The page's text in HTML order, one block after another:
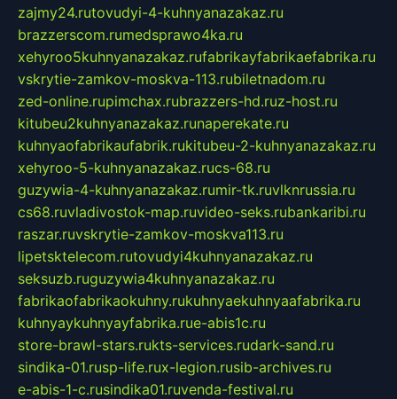
zajmy24.rutovudyi-4-kuhnyanazakaz.ru
brazzerscom.rumedsprawo4ka.ru
xehyroo5kuhnyanazakaz.rufabrikayfabrikaefabrika.ru
vskrytie-zamkov-moskva-113.rubiletnadom.ru
zed-online.rupimchax.rubrazzers-hd.ruz-host.ru
kitubeu2kuhnyanazakaz.runaperekate.ru
kuhnyaofabrikaufabrik.rukitubeu-2-kuhnyanazakaz.ru
xehyroo-5-kuhnyanazakaz.rucs-68.ru
guzywia-4-kuhnyanazakaz.rumir-tk.ruvlknrussia.ru
cs68.ruvladivostok-map.ruvideo-seks.rubankaribi.ru
raszar.ruvskrytie-zamkov-moskva113.ru
lipetsktelecom.rutovudyi4kuhnyanazakaz.ru
seksuzb.ruguzywia4kuhnyanazakaz.ru
fabrikaofabrikaokuhny.rukuhnyaekuhnyaafabrika.ru
kuhnyaykuhnyayfabrika.rue-abis1c.ru
store-brawl-stars.rukts-services.rudark-sand.ru
sindika-01.rusp-life.rux-legion.rusib-archives.ru
e-abis-1-c.rusindika01.ruvenda-festival.ru